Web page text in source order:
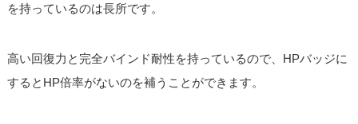
を持っているのは長所です。
高い回復力と完全バインド耐性を持っているので、HPバッジに
するとHP倍率がないのを補うことができます。